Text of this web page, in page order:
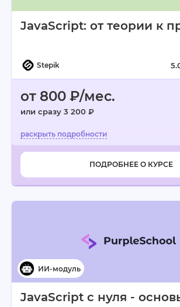
JavaScript: от теории к
Stepik
от 800 ₽/мес.
или сразу 3 200 ₽
ПОДРОБНЕЕ О КУРСЕ
JavaScript с нуля -